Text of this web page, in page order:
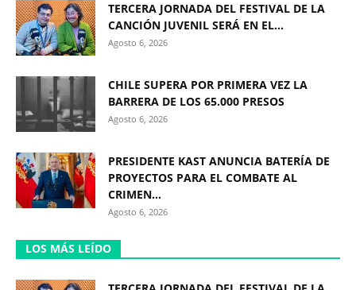
TERCERA JORNADA DEL FESTIVAL DE LA
CANCIÓN JUVENIL SERÁ EN EL...
Agosto 6, 2026
CHILE SUPERA POR PRIMERA VEZ LA
BARRERA DE LOS 65.000 PRESOS
Agosto 6, 2026
PRESIDENTE KAST ANUNCIA BATERÍA DE
PROYECTOS PARA EL COMBATE AL
CRIMEN...
Agosto 6, 2026
LOS MÁS LEÍDO